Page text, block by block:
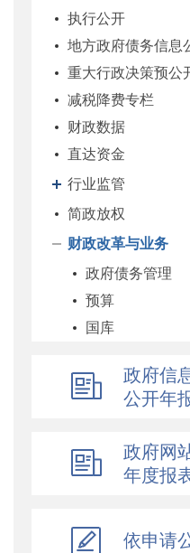
执行公开
地方政府债务信息
重大行政决策预公
减税降费专栏
财政数据
直达资金
行业监管
简政放权
财政改革与业务
政府债务管理
预算
国库
科教和文化
农业农村
自然资源和生态
乡村振兴
政府信
公开年
政府网
年度报
依申请